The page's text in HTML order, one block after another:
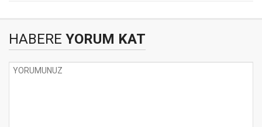
HABERE YORUM KAT